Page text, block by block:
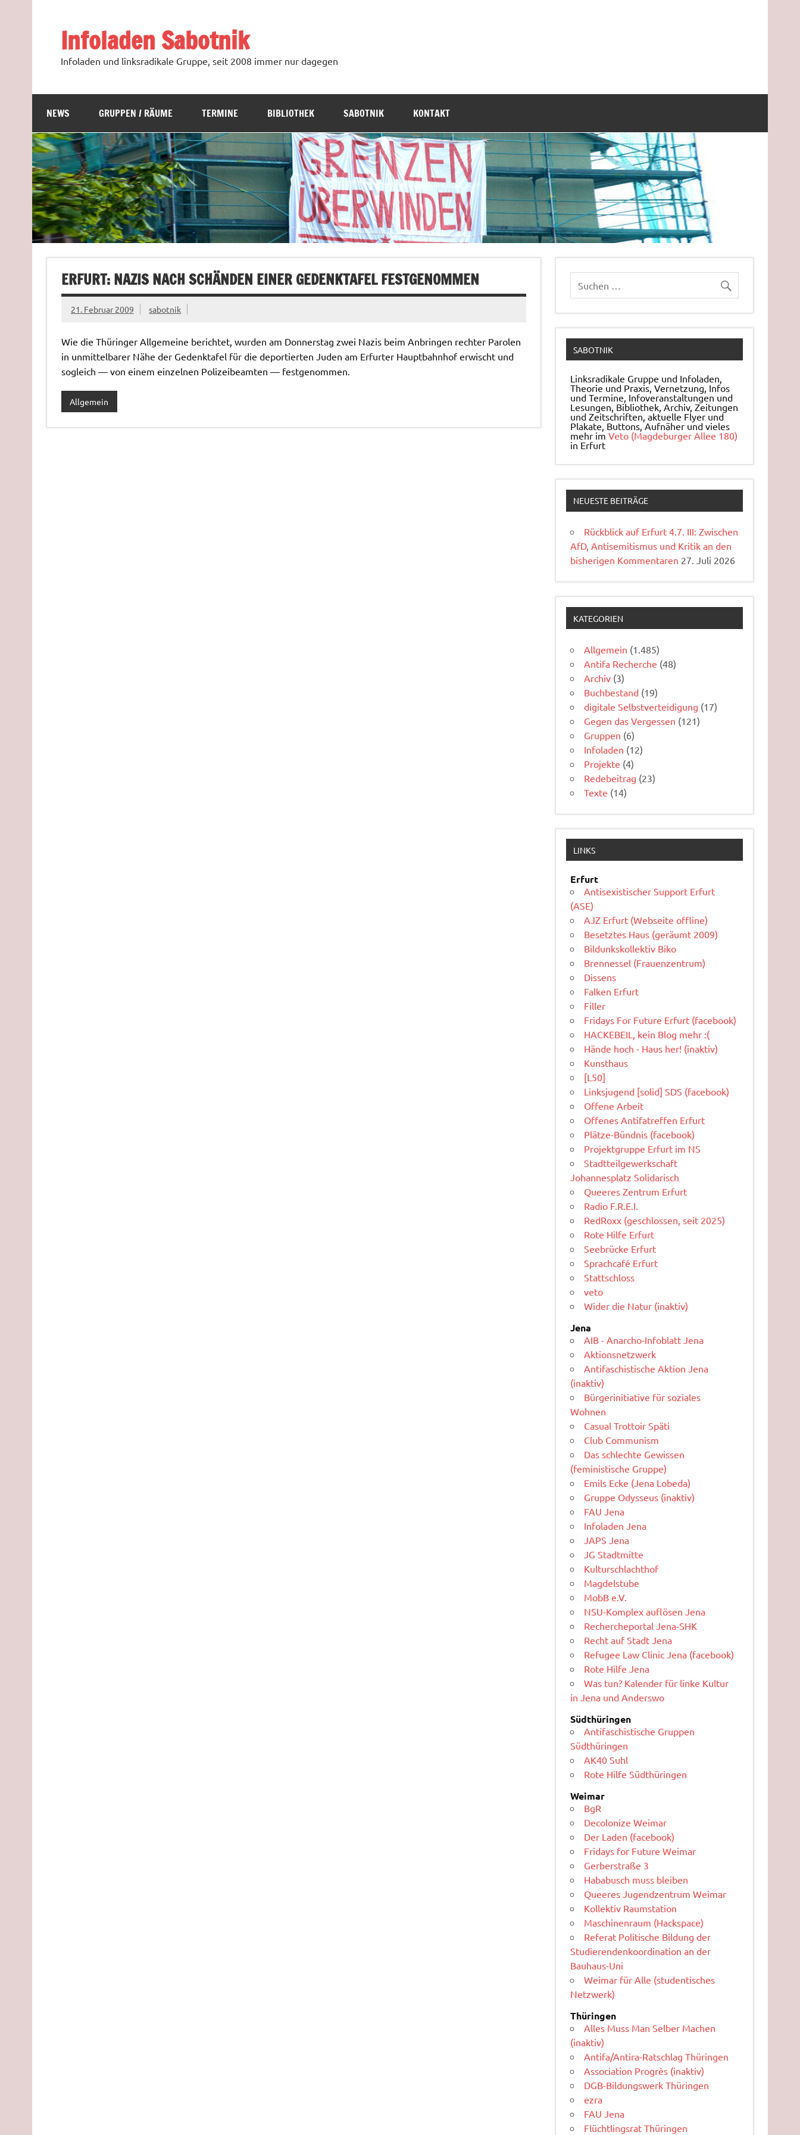
Infoladen Sabotnik
Infoladen und linksradikale Gruppe, seit 2008 immer nur dagegen
NEWS GRUPPEN / RÄUME TERMINE BIBLIOTHEK SABOTNIK KONTAKT
ERFURT: NAZIS NACH SCHÄNDEN EINER GEDENKTAFEL FESTGENOMMEN
21. Februar 2009 sabotnik
Wie die Thüringer Allgemeine berichtet, wurden am Donnerstag zwei Nazis beim Anbringen rechter Parolen
in unmittelbarer Nähe der Gedenktafel für die deportierten Juden am Erfurter Hauptbahnhof erwischt und
sogleich — von einem einzelnen Polizeibeamten — festgenommen.
Allgemein
SABOTNIK
Linksradikale Gruppe und Infoladen,
Theorie und Praxis, Ver­net­zung, Infos
und Ter­mi­ne, In­fo­ver­an­stal­tun­gen und
Le­sun­gen, Bi­blio­thek, Archiv, Zei­tun­gen
und Zeit­schrif­ten, ak­tu­el­le Flyer und
Pla­ka­te, But­tons, Auf­nä­her und vieles
mehr imVeto (Magdeburger Allee 180)
in Erfurt
NEUESTE BEITRÄGE
Rückblick auf Erfurt 4.7. III: Zwischen
AfD, Antisemitismus und Kritik an den
bisherigen Kommentaren 27. Juli 2026
KATEGORIEN
Allgemein (1.485)
Antifa Recherche (48)
Archiv (3)
Buchbestand (19)
digitale Selbstverteidigung (17)
Gegen das Vergessen (121)
Gruppen (6)
Infoladen (12)
Projekte (4)
Redebeitrag (23)
Texte (14)
LINKS
Erfurt
Antisexistischer Support Erfurt
(ASE)
AJZ Erfurt (Webseite offline)
Besetztes Haus (geräumt 2009)
Bildunkskollektiv Biko
Brennessel (Frauenzentrum)
Dissens
Falken Erfurt
Filler
Fridays For Future Erfurt (facebook)
HACKEBEIL, kein Blog mehr :(
Hände hoch - Haus her! (inaktiv)
Kunsthaus
[L50]
Linksjugend [solid] SDS (facebook)
Offene Arbeit
Offenes Antifatreffen Erfurt
Plätze-Bündnis (facebook)
Projektgruppe Erfurt im NS
Stadtteilgewerkschaft
Johannesplatz Solidarisch
Queeres Zentrum Erfurt
Radio F.R.E.I.
RedRoxx (geschlossen, seit 2025)
Rote Hilfe Erfurt
Seebrücke Erfurt
Sprachcafé Erfurt
Stattschloss
veto
Wider die Natur (inaktiv)
Jena
AIB - Anarcho-Infoblatt Jena
Aktionsnetzwerk
Antifaschistische Aktion Jena
(inaktiv)
Bürgerinitiative für soziales
Wohnen
Casual Trottoir Späti
Club Communism
Das schlechte Gewissen
(feministische Gruppe)
Emils Ecke (Jena Lobeda)
Gruppe Odysseus (inaktiv)
FAU Jena
Infoladen Jena
JAPS Jena
JG Stadtmitte
Kulturschlachthof
Magdelstube
MobB e.V.
NSU-Komplex auflösen Jena
Rechercheportal Jena-SHK
Recht auf Stadt Jena
Refugee Law Clinic Jena (facebook)
Rote Hilfe Jena
Was tun? Kalender für linke Kultur
in Jena und Anderswo
Südthüringen
Antifaschistische Gruppen
Südthüringen
AK40 Suhl
Rote Hilfe Südthüringen
Weimar
BgR
Decolonize Weimar
Der Laden (facebook)
Fridays for Future Weimar
Gerberstraße 3
Hababusch muss bleiben
Queeres Jugendzentrum Weimar
Kollektiv Raumstation
Maschinenraum (Hackspace)
Referat Politische Bildung der
Studierendenkoordination an der
Bauhaus-Uni
Weimar für Alle (studentisches
Netzwerk)
Thüringen
Alles Muss Man Selber Machen
(inaktiv)
Antifa/Antira-Ratschlag Thüringen
Association Progrès (inaktiv)
DGB-Bildungswerk Thüringen
ezra
FAU Jena
Flüchtlingsrat Thüringen